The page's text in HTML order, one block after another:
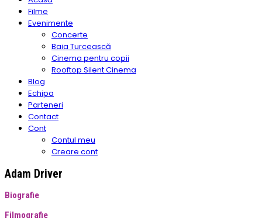
Filme
Evenimente
Concerte
Baia Turcească
Cinema pentru copii
Rooftop Silent Cinema
Blog
Echipa
Parteneri
Contact
Cont
Contul meu
Creare cont
Adam Driver
Biografie
Filmografie